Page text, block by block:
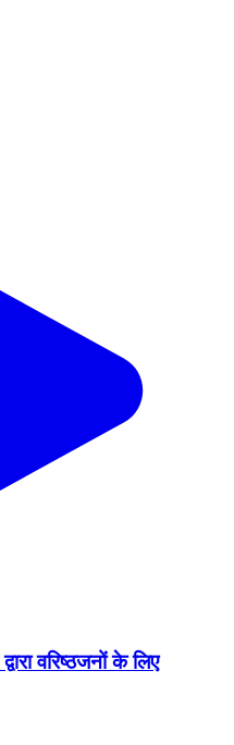
वरिष्ठजनों के लिए